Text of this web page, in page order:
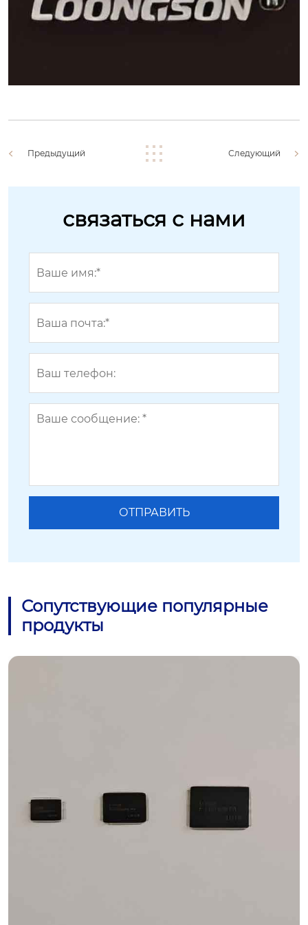
Предыдущий Следующий
связаться с нами
Сопутствующие популярные
продукты